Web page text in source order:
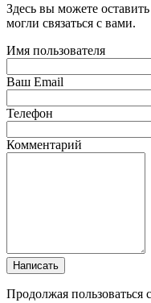
Здесь вы можете
могли связаться с вами.
Имя пользователя
Ваш Email
Телефон
Комментарий
Написать
Продолжая пользоваться